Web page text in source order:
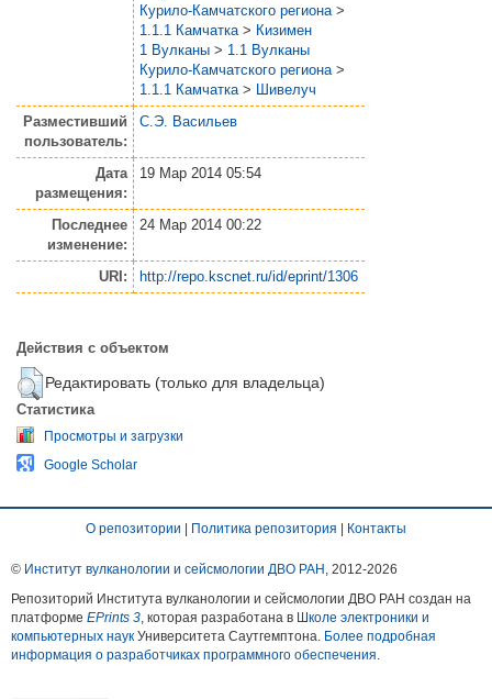
Курило-Камчатского региона >
1.1.1 Камчатка > Кизимен
1 Вулканы > 1.1 Вулканы
Курило-Камчатского региона >
1.1.1 Камчатка > Шивелуч
Разместивший
пользователь:
С.Э. Васильев
Дата
размещения:
19 Мар 2014 05:54
Последнее
изменение:
24 Мар 2014 00:22
URI: http://repo.kscnet.ru/id/eprint/1306
Действия с объектом
Редактировать (только для владельца)
Статистика
Просмотры и загрузки
Google Scholar
О репозитории | Политика репозитория | Контакты
© Институт вулканологии и сейсмологии ДВО РАН , 2012-2026
Репозиторий Института вулканологии и сейсмологии ДВО РАН создан на
платформе EPrints 3 , которая разработана в Школе электроники и
компьютерных наук Университета Саутгемптона. Более подробная
информация о разработчиках программного обеспечения